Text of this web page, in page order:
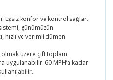
Eşsiz konfor ve kontrol sağlar.
günümüzün
hızlı ve verimli dümen
olmak üzere çift toplam
uygulanabilir. 60 MPH’a kadar